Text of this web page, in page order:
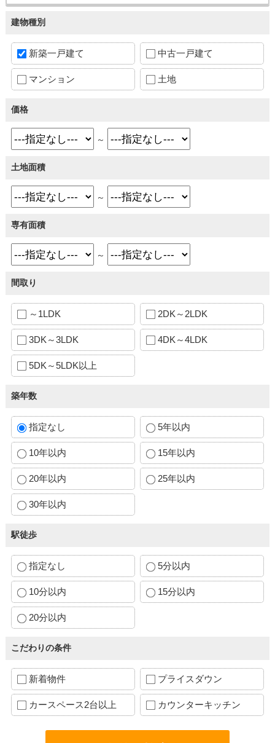
建物種別
新築一戸建て 中古一戸建て
マンション 土地
価格
～
土地面積
～
専有面積
～
間取り
～1LDK 2DK～2LDK
3DK～3LDK 4DK～4LDK
5DK～5LDK以上
築年数
指定なし 5年以内
10年以内 15年以内
20年以内 25年以内
30年以内
駅徒歩
指定なし 5分以内
10分以内 15分以内
20分以内
こだわりの条件
新着物件 プライスダウン
カースペース2台以上 カウンターキッチン